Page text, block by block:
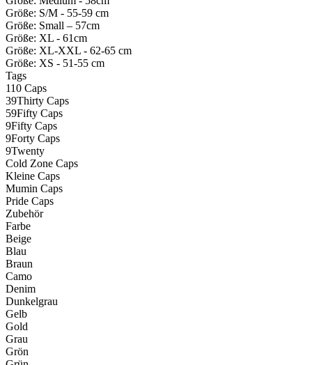
Größe: S/M - 55-59 cm
Größe: Small – 57cm
Größe: XL - 61cm
Größe: XL-XXL - 62-65 cm
Größe: XS - 51-55 cm
Tags
110 Caps
39Thirty Caps
59Fifty Caps
9Fifty Caps
9Forty Caps
9Twenty
Cold Zone Caps
Kleine Caps
Mumin Caps
Pride Caps
Zubehör
Farbe
Beige
Blau
Braun
Camo
Denim
Dunkelgrau
Gelb
Gold
Grau
Grön